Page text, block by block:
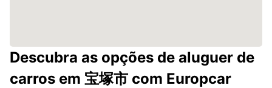
Descubra as opções de aluguer de
carros em 宝塚市 com Europcar